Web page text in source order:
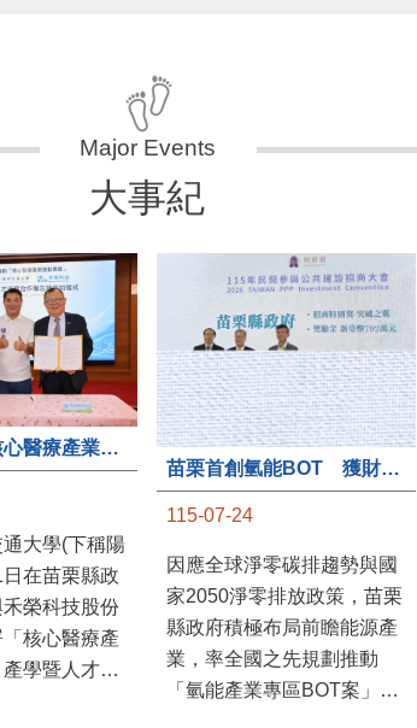
大事紀
縣長見證「核心醫療產業推動園區」產學合作簽約儀式
大學(下稱陽
在苗栗縣政
榮科技股份
核心醫療產
學暨人才培
苗栗首創氫能BOT 獲財政部「突破之翼」肯定
115-07-24
因應全球淨零碳排趨勢與國
家2050淨零排放政策，苗栗
縣政府積極布局前瞻能源產
業，率全國之先規劃推動
「氫能產業專區BOT案」，